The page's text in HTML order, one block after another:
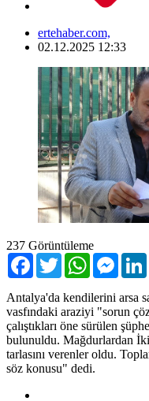
ertehaber.com,
02.12.2025 12:33
237 Görüntüleme
Facebook
TwitterWhatsApp
Antalya'da kendilerini arsa
vasfındaki araziyi "sorun
çalıştıkları öne sürülen
bulunuldu. Mağdurlardan
tarlasını verenler oldu.
söz konusu" dedi.